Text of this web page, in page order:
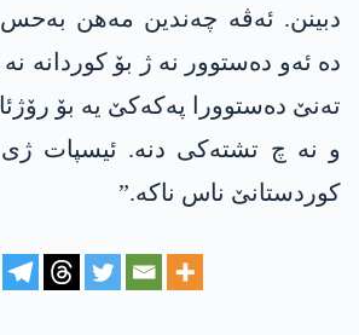
دبینن. ئەڤە چەندین مەھن
دە ئەو دەستوور نە ژ بۆ کوردانە
تەنێ دەستوورا پەکەکێ یە بۆ
و نە چ تشتەکی دنە. ئیسپات
کوردستانێ ناس ناکە.”